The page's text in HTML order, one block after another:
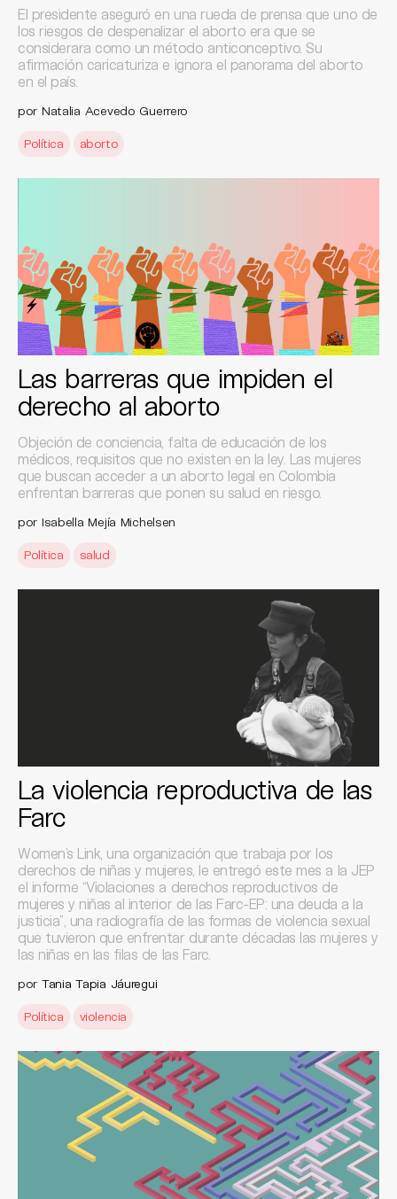
El presidente aseguró en una rueda de prensa que uno de
los riesgos de despenalizar el aborto era que se
considerara como un método anticonceptivo. Su
afirmación caricaturiza e ignora el panorama del aborto
en el país.
por Natalia Acevedo Guerrero
Política aborto
Las barreras que impiden el
derecho al aborto
Objeción de conciencia, falta de educación de los
médicos, requisitos que no existen en la ley. Las mujeres
que buscan acceder a un aborto legal en Colombia
enfrentan barreras que ponen su salud en riesgo.
por Isabella Mejía Michelsen
Política salud
La violencia reproductiva de las
Farc
Women’s Link, una organización que trabaja por los
derechos de niñas y mujeres, le entregó este mes a la JEP
el informe “Violaciones a derechos reproductivos de
mujeres y niñas al interior de las Farc-EP: una deuda a la
justicia”, una radiografía de las formas de violencia sexual
que tuvieron que enfrentar durante décadas las mujeres y
las niñas en las filas de las Farc.
por Tania Tapia Jáuregui
Política violencia